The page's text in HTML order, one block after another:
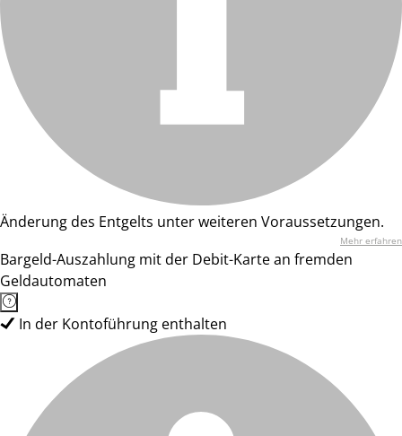
Änderung des Entgelts unter weiteren Voraussetzungen.
Mehr erfahren
Bargeld-Auszahlung mit der Debit-Karte an fremden
Geldautomaten
In der Kontoführung enthalten